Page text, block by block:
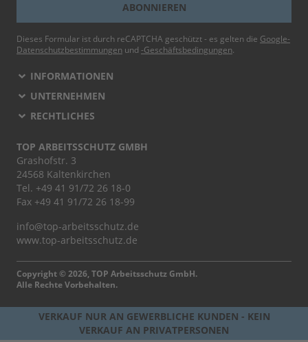
ABONNIEREN
Dieses Formular ist durch reCAPTCHA geschützt - es gelten die Google-
Datenschutzbestimmungen und -Geschäftsbedingungen.
INFORMATIONEN
UNTERNEHMEN
RECHTLICHES
TOP ARBEITSSCHUTZ GMBH
Grashofstr. 3
24568 Kaltenkirchen
Tel. +49 41 91/72 26 18-0
Fax +49 41 91/72 26 18-99
info@top-arbeitsschutz.de
www.top-arbeitsschutz.de
Copyright © 2026, TOP Arbeitsschutz GmbH.
Alle Rechte Vorbehalten.
VERKAUF NUR AN GEWERBLICHE KUNDEN - KEIN
VERKAUF AN PRIVATPERSONEN